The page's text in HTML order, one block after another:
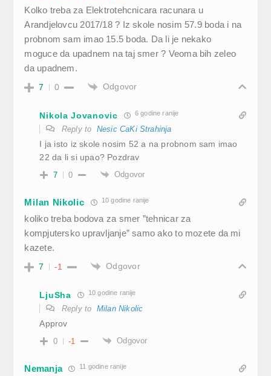
Kolko treba za Elektrotehcnicara racunara u
Arandjelovcu 2017/18 ? Iz skole nosim 57.9 boda i na
probnom sam imao 15.5 boda. Da li je nekako
moguce da upadnem na taj smer ? Veoma bih zeleo
da upadnem.
7 0 Odgovor
Nikola Jovanovic 6 godine ranije
Reply to Nesic CaKi Strahinja
I ja isto iz skole nosim 52 a na probnom sam imao
22 da li si upao? Pozdrav
7 0 Odgovor
Milan Nikolic 10 godine ranije
koliko treba bodova za smer ”tehnicar za
kompjutersko upravljanje” samo ako to mozete da mi
kazete.
7 -1 Odgovor
LjuSha 10 godine ranije
Reply to Milan Nikolic
Approv
0 -1 Odgovor
Nemanja 11 godine ranije